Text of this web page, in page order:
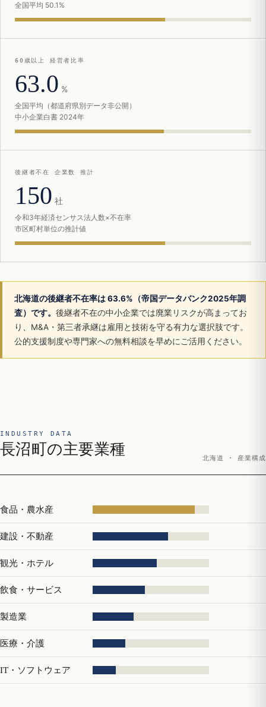
全国平均 50.1%
60歳以上 経営者比率
63.0 %
全国平均（都道府県別データ非公開）
中小企業白書 2024年
後継者不在 企業数 推計
150 社
令和3年経済センサス法人数×不在率
市区町村単位の推計値
北海道の後継者不在率は 63.6%（帝国データバンク2025年調
査）です。 後継者不在の中小企業では廃業リスクが高まってお
り、M&A・第三者承継は雇用と技術を守る有力な選択肢です。
公的支援制度や専門家への無料相談を早めにご活用ください。
INDUSTRY DATA
長沼町の主要業種
北海道 · 産業構成
食品・農水産
建設・不動産
観光・ホテル
飲食・サービス
製造業
医療・介護
IT・ソフトウェア